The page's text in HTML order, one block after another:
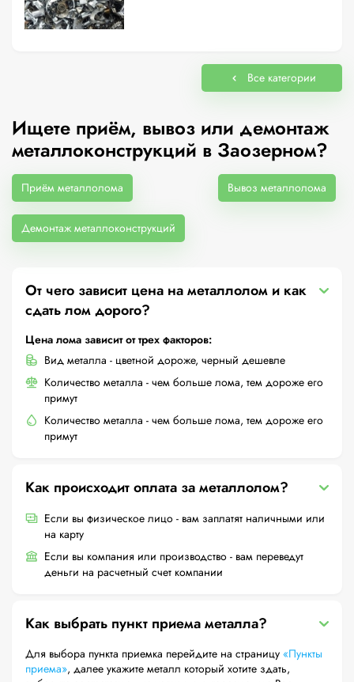
Все категории
Ищете приём, вывоз или демонтаж
металлоконструкций в Заозерном?
Приём металлолома Вывоз металлолома
Демонтаж металлоконструкций
От чего зависит цена на металлолом и как
сдать лом дорого?
Цена лома зависит от трех факторов:
Вид металла - цветной дороже, черный дешевле
Количество металла - чем больше лома, тем дороже его
примут
Количество металла - чем больше лома, тем дороже его
примут
Как происходит оплата за металлолом?
Если вы физическое лицо - вам заплатят наличными или
на карту
Если вы компания или производство - вам переведут
деньги на расчетный счет компании
Как выбрать пункт приема металла?
Для выбора пункта приемка перейдите на страницу «Пункты
приема», далее укажите металл который хотите здать,